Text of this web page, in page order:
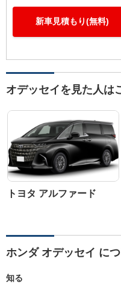
新車見積もり(無料)
オデッセイを見た人は
トヨタ アルファード
ホンダ オデッセイ に
知る